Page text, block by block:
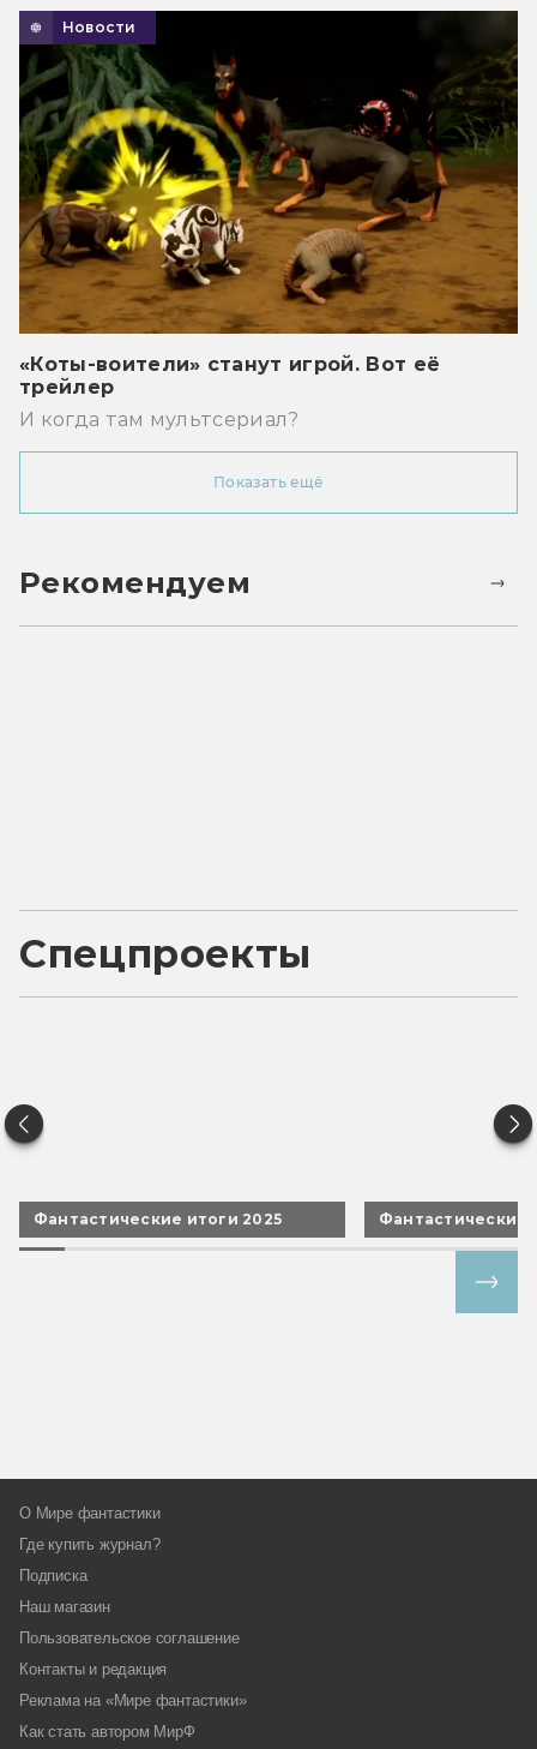
Новости
«Коты-воители» станут игрой. Вот её
трейлер
И когда там мультсериал?
Показать ещё
Рекомендуем
Спецпроекты
Фантастические итоги 2025 Фантастические
О Мире фантастики
Где купить журнал?
Подписка
Наш магазин
Пользовательское соглашение
Контакты и редакция
Реклама на «Мире фантастики»
Как стать автором МирФ